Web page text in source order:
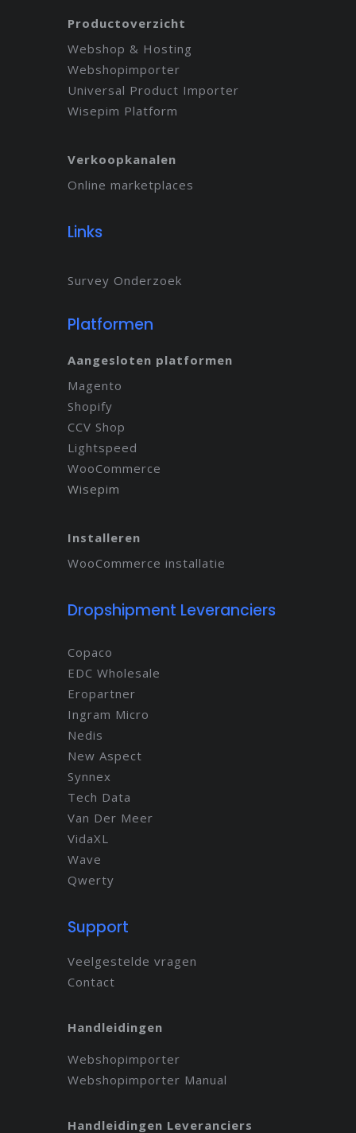
Productoverzicht
Webshop & Hosting
Webshopimporter
Universal Product Importer
Wisepim Platform
Verkoopkanalen
Online marketplaces
Links
Survey Onderzoek
Platformen
Aangesloten platformen
Magento
Shopify
CCV Shop
Lightspeed
WooCommerce
Wisepim
Installeren
WooCommerce installatie
Dropshipment Leveranciers
Copaco
EDC Wholesale
Eropartner
Ingram Micro
Nedis
New Aspect
Synnex
Tech Data
Van Der Meer
VidaXL
Wave
Qwerty
Support
Veelgestelde vragen
Contact
Handleidingen
Webshopimporter
Webshopimporter Manual
Handleidingen Leveranciers